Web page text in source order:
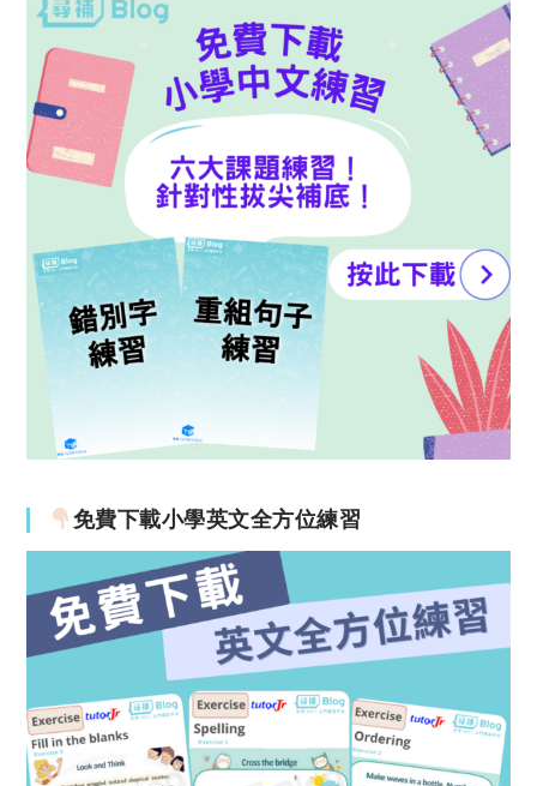
免費下載小學英文全方位練習